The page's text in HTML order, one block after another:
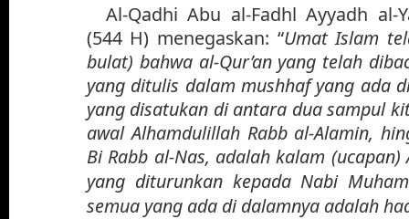
Al-Qadhi Abu al-Fadhl Ayyadh al-
(544 H) menegaskan: “Umat Islam
bulat) bahwa al-Qur’an yang telah
yang ditulis dalam mushhaf yang ada
yang disatukan di antara dua sampul
awal Alhamdulillah Rabb al-Alamin,
Bi Rabb al-Nas, adalah kalam
yang diturunkan kepada Nabi
semua yang ada di dalamnya adalah